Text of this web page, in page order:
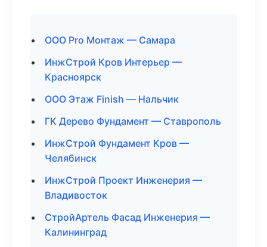
ООО Pro Монтаж — Самара
ИнжСтрой Кров Интерьер —
Красноярск
ООО Этаж Finish — Нальчик
ГК Дерево Фундамент — Ставрополь
ИнжСтрой Фундамент Кров —
Челябинск
ИнжСтрой Проект Инженерия —
Владивосток
СтройАртель Фасад Инженерия —
Калининград